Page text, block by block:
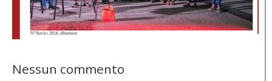
Nessun commento